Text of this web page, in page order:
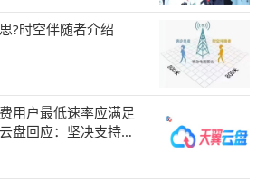
?时空伴随者介绍
用户最低速率应满足
盘回应：坚决支持，